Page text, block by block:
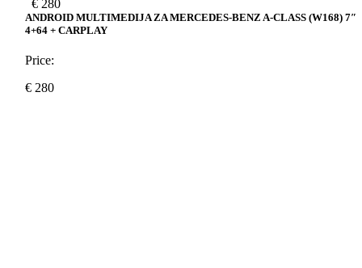
€ 280
ANDROID MULTIMEDIJA ZA MERCEDES-BENZ A-CLASS (W168) 7″
4+64 + CARPLAY
Price:
€ 280